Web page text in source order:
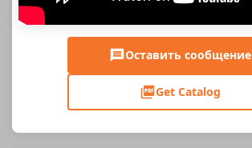
Оставить сообщение
Get Catalog